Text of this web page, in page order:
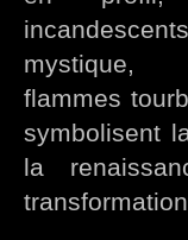
mystique,
flammes
symbolisent
la